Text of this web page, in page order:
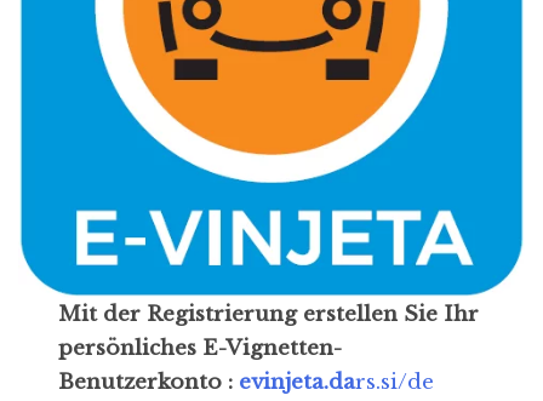
Mit der Registrierung erstellen Sie Ihr
persönliches E-Vignetten-
Benutzerkonto : evinjeta.dars.si/de